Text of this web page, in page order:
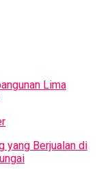
Lima
yang Berjualan di